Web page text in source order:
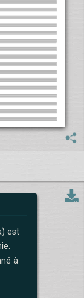
est
à